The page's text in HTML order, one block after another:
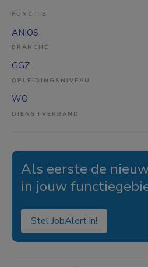
FUNCTIE
ANIOS
BRANCHE
GGZ
OPLEIDINGSNIVEAU
WO
DIENSTVERBAND
Als eerste de
in jouw
Stel JobAlert in!